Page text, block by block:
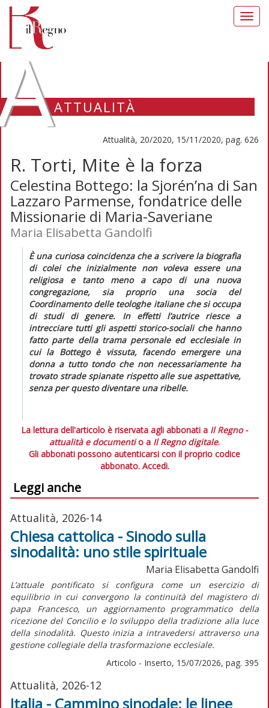
ATTUALITÀ
Attualità, 20/2020, 15/11/2020, pag. 626
R. Torti, Mite è la forza
Celestina Bottego: la Sjorén’na di San
Lazzaro Parmense, fondatrice delle
Missionarie di Maria-Saveriane
Maria Elisabetta Gandolfi
È una curiosa coincidenza che a scrivere la biografia
di colei che inizialmente non voleva essere una
religiosa e tanto meno a capo di una nuova
congregazione, sia proprio una socia del
Coordinamento delle teologhe italiane che si occupa
di studi di genere. In effetti l’autrice riesce a
intrecciare tutti gli aspetti storico-sociali che hanno
fatto parte della trama personale ed ecclesiale in
cui la Bottego è vissuta, facendo emergere una
donna a tutto tondo che non necessariamente ha
trovato strade spianate rispetto alle sue aspettative,
senza per questo diventare una ribelle.
La lettura dell'articolo è riservata agli abbonati a Il Regno -
attualità e documentio a Il Regno digitale.
Gli abbonati possono autenticarsi con il proprio codice
abbonato. Accedi.
Leggi anche
Attualità, 2026-14
Chiesa cattolica - Sinodo sulla
sinodalità: uno stile spirituale
Maria Elisabetta Gandolfi
L’attuale pontificato si configura come un esercizio di
equilibrio in cui convergono la continuità del magistero di
papa Francesco, un aggiornamento programmatico della
ricezione del Concilio e lo sviluppo della tradizione alla luce
della sinodalità. Questo inizia a intravedersi attraverso una
gestione collegiale della trasformazione ecclesiale.
Articolo - Inserto, 15/07/2026, pag. 395
Attualità, 2026-12
Italia - Cammino sinodale: le linee